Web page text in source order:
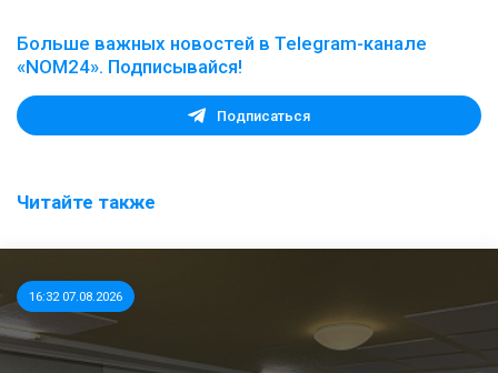
Больше важных новостей в Telegram-канале
«NOM24». Подписывайся!
Подписаться
Читайте также
16:32 07.08.2026